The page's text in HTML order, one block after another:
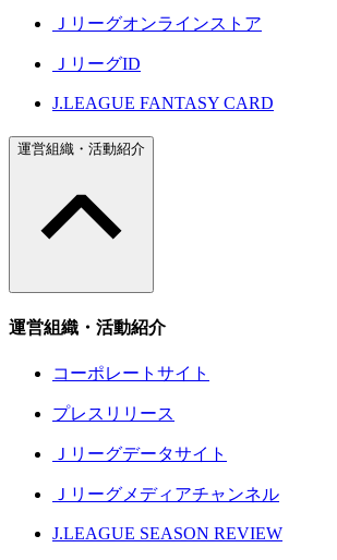
Ｊリーグオンラインストア
ＪリーグID
J.LEAGUE FANTASY CARD
運営組織・活動紹介
運営組織・活動紹介
コーポレートサイト
プレスリリース
Ｊリーグデータサイト
Ｊリーグメディアチャンネル
J.LEAGUE SEASON REVIEW